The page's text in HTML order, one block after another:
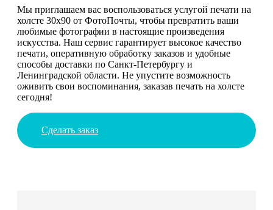
Мы приглашаем вас воспользоваться услугой печати на
холсте 30х90 от ФотоПочты, чтобы превратить ваши
любимые фотографии в настоящие произведения
искусства. Наш сервис гарантирует высокое качество
печати, оперативную обработку заказов и удобные
способы доставки по Санкт-Петербургу и
Ленинградской области. Не упустите возможность
оживить свои воспоминания, заказав печать на холсте
сегодня!
Сделать заказ